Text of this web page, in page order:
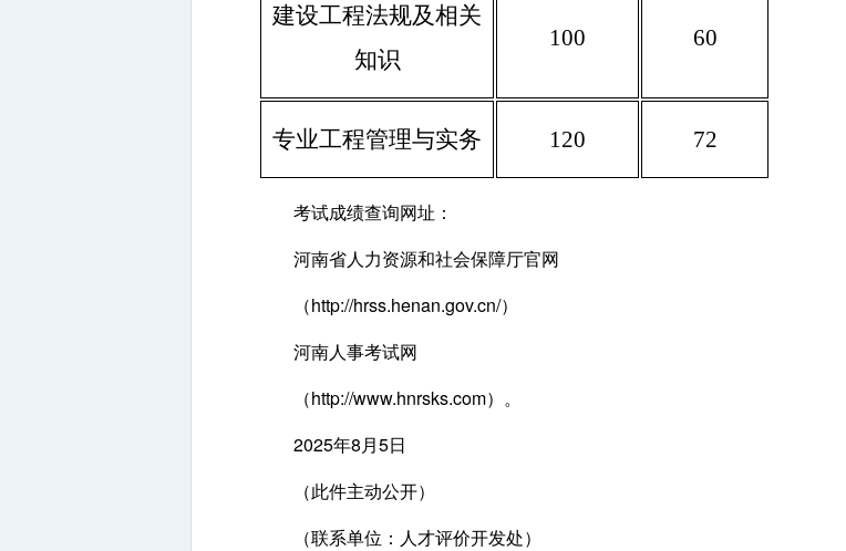
建设工程法规及相关
知识
100 60
专业工程管理与实务 120 72
考试成绩查询网址：
河南省人力资源和社会保障厅官网
（http://hrss.henan.gov.cn/）
河南人事考试网
（http://www.hnrsks.com）。
2025年8月5日
（此件主动公开）
（联系单位：人才评价开发处）